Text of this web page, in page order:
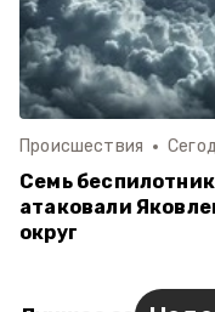
Происшествия
Семь
атаковали
округ